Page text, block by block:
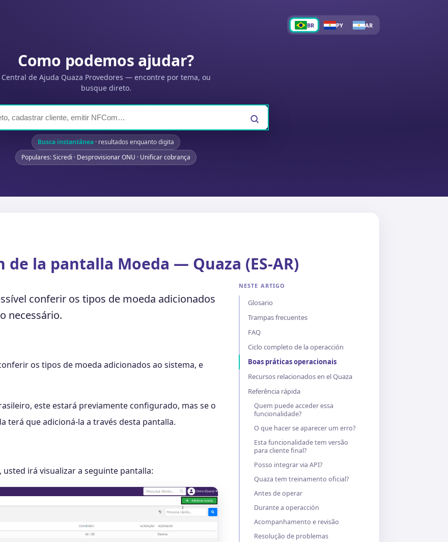
BR PY AR
Como podemos ajudar?
Central de Ajuda Quaza Provedores — encontre por tema, ou
busque direto.
Busca instantânea · resultados enquanto digita
Populares: Sicredi · Desprovisionar ONU · Unificar cobrança
de la pantalla Moeda — Quaza (ES-AR)
conferir os tipos de moeda adicionados
necessário.
os tipos de moeda adicionados ao sistema, e
este estará previamente configurado, mas se o
terá que adicioná-la a través desta pantalla.
irá visualizar a seguinte pantalla:
NESTE ARTIGO
Glosario
Trampas frecuentes
FAQ
Ciclo completo de la operacción
Boas práticas operacionais
Recursos relacionados en el Quaza
Referência rápida
Quem puede acceder essa
funcionalidade?
O que hacer se aparecer um erro?
Esta funcionalidade tem versão
para cliente final?
Posso integrar via API?
Quaza tem treinamento oficial?
Antes de operar
Durante a operacción
Acompanhamento e revisão
Resolução de problemas